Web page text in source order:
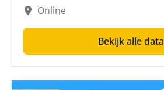
Online
Bekijk alle data